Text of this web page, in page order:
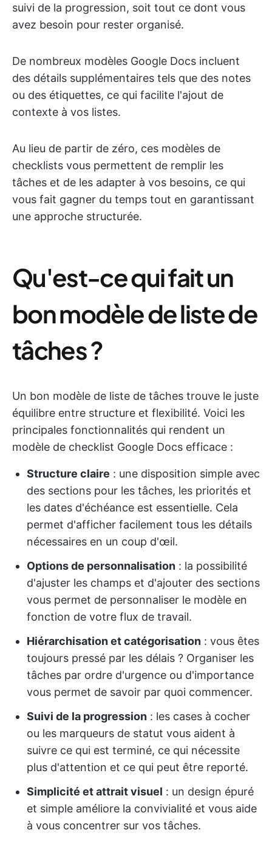
suivi de la progression, soit tout ce dont vous
avez besoin pour rester organisé.
De nombreux modèles Google Docs incluent
des détails supplémentaires tels que des notes
ou des étiquettes, ce qui facilite l'ajout de
contexte à vos listes.
Au lieu de partir de zéro, ces modèles de
checklists vous permettent de remplir les
tâches et de les adapter à vos besoins, ce qui
vous fait gagner du temps tout en garantissant
une approche structurée.
Qu'est-ce qui fait un
bon modèle de liste de
tâches ?
Un bon modèle de liste de tâches trouve le juste
équilibre entre structure et flexibilité. Voici les
principales fonctionnalités qui rendent un
modèle de checklist Google Docs efficace :
Structure claire : une disposition simple avec
des sections pour les tâches, les priorités et
les dates d'échéance est essentielle. Cela
permet d'afficher facilement tous les détails
nécessaires en un coup d'œil.
Options de personnalisation : la possibilité
d'ajuster les champs et d'ajouter des sections
vous permet de personnaliser le modèle en
fonction de votre flux de travail.
Hiérarchisation et catégorisation : vous êtes
toujours pressé par les délais ? Organiser les
tâches par ordre d'urgence ou d'importance
vous permet de savoir par quoi commencer.
Suivi de la progression : les cases à cocher
ou les marqueurs de statut vous aident à
suivre ce qui est terminé, ce qui nécessite
plus d'attention et ce qui peut être reporté.
Simplicité et attrait visuel : un design épuré
et simple améliore la convivialité et vous aide
à vous concentrer sur vos tâches.